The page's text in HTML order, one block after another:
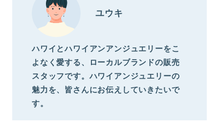
ユウキ
ハワイとハワイアンアンジュエリーをこ
よなく愛する、ローカルブランドの販売
スタッフです。ハワイアンジュエリーの
魅力を、皆さんにお伝えしていきたいで
す。